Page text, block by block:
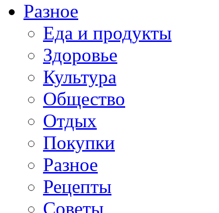
Разное
Еда и продукты
Здоровье
Культура
Общество
Отдых
Покупки
Разное
Рецепты
Советы